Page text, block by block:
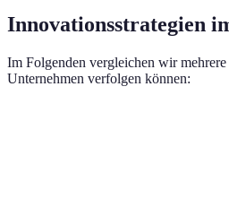
Innovationsstrategien
Im Folgenden vergleichen wir
Unternehmen verfolgen können: